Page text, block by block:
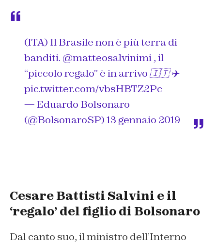
(ITA) Il Brasile non è più terra di
banditi. @matteosalvinimi, il
“piccolo regalo” è in arrivo 🇮🇹 ✈️
pic.twitter.com/vbsHBTZ2Pc
— Eduardo Bolsonaro
(@BolsonaroSP)13 gennaio 2019
Cesare Battisti Salvini e il
‘regalo’ del figlio di Bolsonaro
Dal canto suo, il ministro dell’Interno